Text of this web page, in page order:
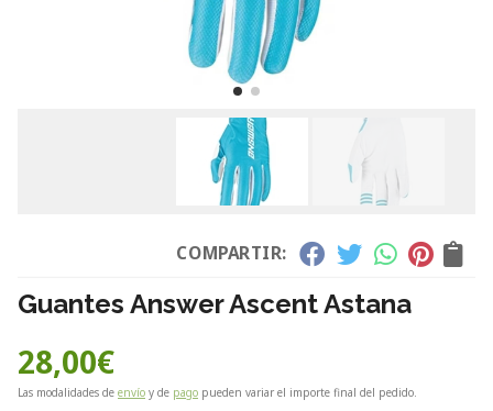
COMPARTIR:
Guantes Answer Ascent Astana
28,00€
Las modalidades de envío y de pago pueden variar el importe final del pedido.